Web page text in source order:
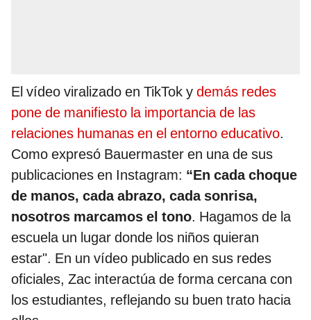
El vídeo viralizado en TikTok y demás redes
pone de manifiesto la importancia de las
relaciones humanas en el entorno educativo.
Como expresó Bauermaster en una de sus
publicaciones en Instagram: “En cada choque
de manos, cada abrazo, cada sonrisa,
nosotros marcamos el tono. Hagamos de la
escuela un lugar donde los niños quieran
estar". En un vídeo publicado en sus redes
oficiales, Zac interactúa de forma cercana con
los estudiantes, reflejando su buen trato hacia